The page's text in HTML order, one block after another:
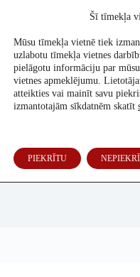
Atbalsti
Inga
Šī tīmekļa
Mūsu tīmekļa vietnē tiek
uzlabotu tīmekļa vietnes
pielāgotu informāciju par
vietnes apmeklējumu.
atteikties vai mainīt savu
izmantotajām sīkdatnēm skatīt
PIEKRĪTU